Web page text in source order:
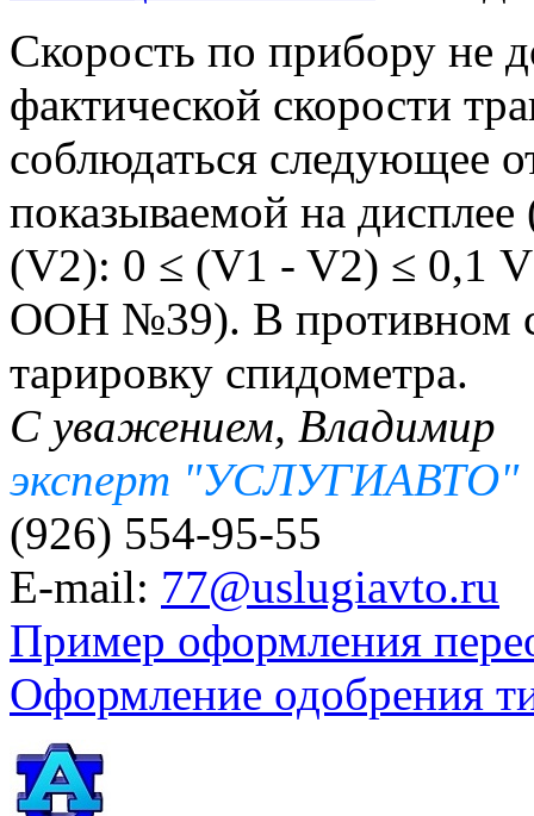
Скорость по прибору не
фактической скорости
соблюдаться следующее
показываемой на
(V2): 0 ≤ (V1 - V2) ≤ 0,1
ООН №39). В противном
тарировку спидометра.
С уважением, Владимир
эксперт "УСЛУГИАВТО"
(926) 554-95-55
E-mail: 77@uslugiavto.ru
Пример оформления
Оформление одобрения